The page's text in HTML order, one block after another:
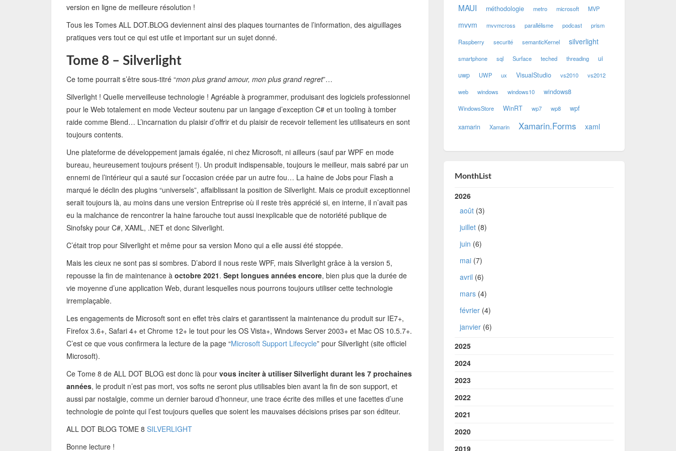
version en ligne de meilleure résolution !
Tous les Tomes ALL DOT.BLOG deviennent ainsi des plaques tournantes de l’information, des aiguillages
pratiques vers tout ce qui est utile et important sur un sujet donné.
Tome 8 – Silverlight
Ce tome pourrait s’être sous-titré “mon plus grand amour, mon plus grand regret”…
Silverlight ! Quelle merveilleuse technologie ! Agréable à programmer, produisant des logiciels professionnel
pour le Web totalement en mode Vecteur soutenu par un langage d’exception C# et un tooling à tomber
raide comme Blend… L’incarnation du plaisir d’offrir et du plaisir de recevoir tellement les utilisateurs en sont
toujours contents.
Une plateforme de développement jamais égalée, ni chez Microsoft, ni ailleurs (sauf par WPF en mode
bureau, heureusement toujours présent !). Un produit indispensable, toujours le meilleur, mais sabré par un
ennemi de l’intérieur qui a sauté sur l’occasion créée par un autre fou… La haine de Jobs pour Flash a
marqué le déclin des plugins “universels”, affaiblissant la position de Silverlight. Mais ce produit exceptionnel
serait toujours là, au moins dans une version Entreprise où il reste très apprécié si, en interne, il n’avait pas
eu la malchance de rencontrer la haine farouche tout aussi inexplicable que de notoriété publique de
Sinofsky pour C#, XAML, .NET et donc Silverlight.
C’était trop pour Silverlight et même pour sa version Mono qui a elle aussi été stoppée.
Mais les cieux ne sont pas si sombres. D’abord il nous reste WPF, mais Silverlight grâce à la version 5,
repousse la fin de maintenance à octobre 2021. Sept longues années encore, bien plus que la durée de
vie moyenne d’une application Web, durant lesquelles nous pourrons toujours utiliser cette technologie
irremplaçable.
Les engagements de Microsoft sont en effet très clairs et garantissent la maintenance du produit sur IE7+,
Firefox 3.6+, Safari 4+ et Chrome 12+ le tout pour les OS Vista+, Windows Server 2003+ et Mac OS 10.5.7+.
C’est ce que vous confirmera la lecture de la page “Microsoft Support Lifecycle” pour Silverlight (site officiel
Microsoft).
Ce Tome 8 de ALL DOT BLOG est donc là pour vous inciter à utiliser Silverlight durant les 7 prochaines
années, le produit n’est pas mort, vos softs ne seront plus utilisables bien avant la fin de son support, et
aussi par nostalgie, comme un dernier baroud d’honneur, une trace écrite des milles et une facettes d’une
technologie de pointe qui l’est toujours quelles que soient les mauvaises décisions prises par son éditeur.
ALL DOT BLOG TOME 8 SILVERLIGHT
Bonne lecture !
MAUI méthodologie metro microsoft MVP
mvvm mvvmcross parallélisme podcast prism
Raspberry securité semanticKernel silverlight
smartphone sql Surface teched threading
ui
uwp
UWP ux VisualStudio vs2010 vs2012
web windows windows10 windows8
WindowsStore WinRT wp7 wp8 wpf
xamarin Xamarin Xamarin.Forms xaml
MonthList
2026
août(3)
juillet(8)
juin (6)
mai(7)
avril (6)
mars(4)
février(4)
janvier(6)
2025
2024
2023
2022
2021
2020
2019